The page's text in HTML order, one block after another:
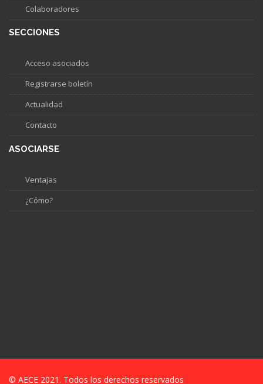
Colaboradores
SECCIONES
Acceso asociados
Registrarse boletín
Actualidad
Contacto
ASOCIARSE
Ventajas
¿Cómo?
© AECE 2021. Todos los derechos reservados